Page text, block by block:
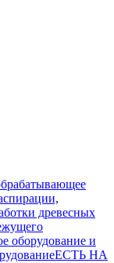
древесных
оборудование и
ЕСТЬ НА